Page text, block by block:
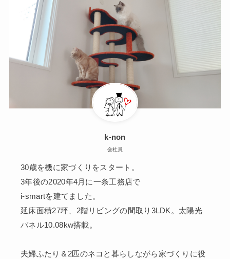
k-non
会社員
30歳を機に家づくりをスタート。
3年後の2020年4月に一条工務店で
i-smartを建てました。
延床面積27坪、2階リビングの間取り3LDK。太陽光
パネル10.08kw搭載。
夫婦ふたり＆2匹のネコと暮らしながら家づくりに役